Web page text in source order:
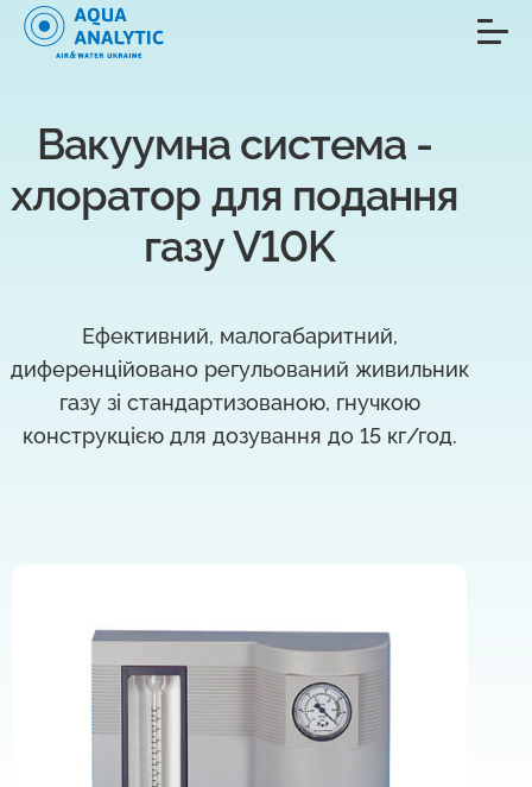
Вакуумна система -
хлоратор для подання
газу V10K
Ефективний, малогабаритний,
диференційовано регульований живильник
газу зі стандартизованою, гнучкою
конструкцією для дозування до 15 кг/год.